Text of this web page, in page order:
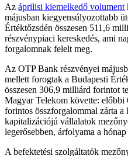
Az áprilisi kiemelkedő volument
májusban kiegyensúlyozottabb
Értéktőzsdén összesen 511,6
részvénypiaci kereskedés, ami
forgalomnak felelt meg.
Az OTP Bank részvényei
mellett forogtak a Budapesti
összesen 306,9 milliárd forintot
Magyar Telekom követte:
forintos összforgalommal zárta a
kapitalizációjú vállalatok
legerősebben, árfolyama a
A befektetési szolgáltatók